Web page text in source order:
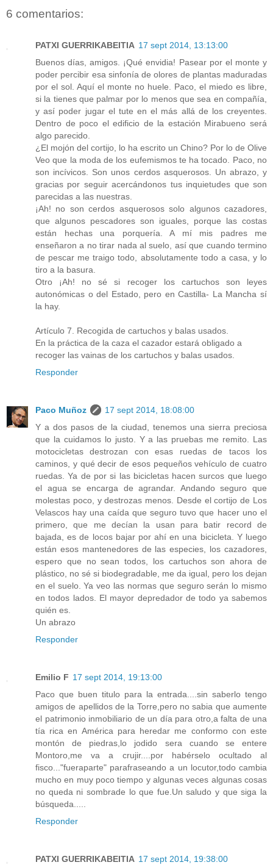
6 comentarios:
PATXI GUERRIKABEITIA 17 sept 2014, 13:13:00
Buenos días, amigos. ¡Qué envidia! Pasear por el monte y
poder percibir esa sinfonía de olores de plantas maduradas
por el sol. Aquí el monte no huele. Paco, el miedo es libre,
si la tienes que palmar por lo menos que sea en compañía,
y así poder jugar el tute en el más allá de los creyentes.
Dentro de poco el edificio de la estación Mirabueno será
algo parecido.
¿El mojón del cortijo, lo ha escrito un Chino? Por lo de Olive
Veo que la moda de los eufemismos te ha tocado. Paco, no
son incívicos. Son unos cerdos asquerosos. Un abrazo, y
gracias por seguir acercándonos tus inquietudes que son
parecidas a las nuestras.
¡Ah! no son cerdos asquerosos solo algunos cazadores,
que algunos pescadores son iguales, porque las costas
están hechas una porquería. A mí mis padres me
enseñaron a no tirar nada al suelo, así que cuando termino
de pescar me traigo todo, absolutamente todo a casa, y lo
tiro a la basura.
Otro ¡Ah! no sé si recoger los cartuchos son leyes
autonómicas o del Estado, pero en Castilla- La Mancha sí
la hay.
Artículo 7. Recogida de cartuchos y balas usados.
En la práctica de la caza el cazador estará obligado a
recoger las vainas de los cartuchos y balas usados.
Responder
Paco Muñoz
17 sept 2014, 18:08:00
Y a dos pasos de la ciudad, tenemos una sierra preciosa
que la cuidamos lo justo. Y a las pruebas me remito. Las
motocicletas destrozan con esas ruedas de tacos los
caminos, y qué decir de esos pequeños vehículo de cuatro
ruedas. Ya de por si las bicicletas hacen surcos que luego
el agua se encarga de agrandar. Andando seguro que
molestas poco, y destrozas menos. Desde el cortijo de Los
Velascos hay una caída que seguro tuvo que hacer uno el
primero, que me decían la usan para batir record de
bajada, es de locos bajar por ahí en una bicicleta. Y luego
están esos mantenedores de las especies, los cazadores,
espero que no sean todos, los cartuchos son ahora de
plástico, no sé si biodegradable, me da igual, pero los dejan
en el suelo. Ya veo las normas que seguro serán lo mismo
en todos lados. El mayor depredador de todo ya sabemos
quién es.
Un abrazo
Responder
Emilio F 17 sept 2014, 19:13:00
Paco que buen titulo para la entrada....sin saberlo tengo
amigos de apellidos de la Torre,pero no sabia que aumente
el patrimonio inmobiliario de un día para otro,a falta de una
tía rica en América para heredar me conformo con este
montón de piedras,lo jodido sera cuando se entere
Montoro,me va a crujir....por habérselo ocultado al
fisco..."fueraparte" parafraseando a un locutor,todo cambia
mucho en muy poco tiempo y algunas veces algunas cosas
no queda ni sombrade lo que fue.Un saludo y que siga la
búsqueda.....
Responder
PATXI GUERRIKABEITIA 17 sept 2014, 19:38:00